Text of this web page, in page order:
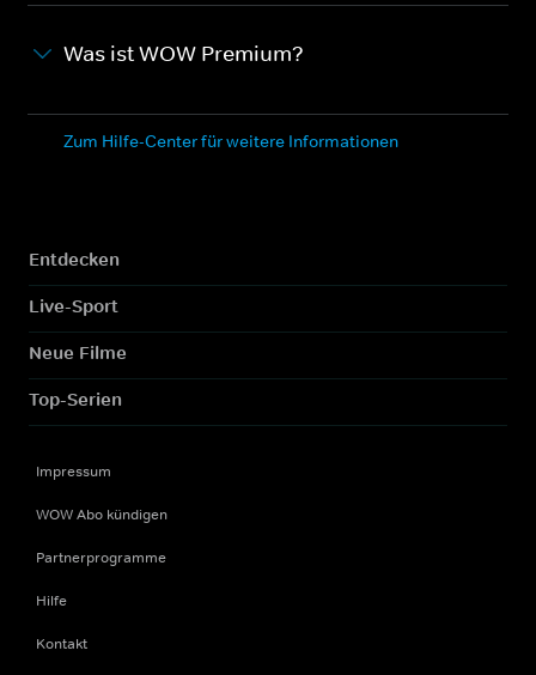
Was ist WOW Premium?
Zum Hilfe-Center für weitere Informationen
Entdecken
Live-Sport
Neue Filme
Top-Serien
Impressum
WOW Abo kündigen
Partnerprogramme
Hilfe
Kontakt